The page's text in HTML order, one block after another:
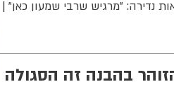
נדירה: "מרגיש שרבי שמעון כאן" |
בהבנה זה הסגולה